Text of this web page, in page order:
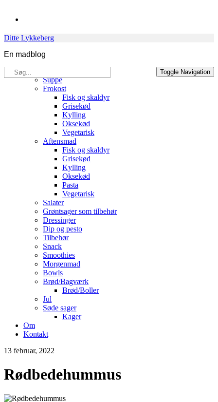
Ditte Lykkeberg
En madblog
Søg
efter:
Toggle Navigation
Opskrifter
Suppe
Frokost
Fisk og skaldyr
Grisekød
Kylling
Oksekød
Vegetarisk
Aftensmad
Fisk og skaldyr
Grisekød
Kylling
Oksekød
Pasta
Vegetarisk
Salater
Grøntsager som tilbehør
Dressinger
Dip og pesto
Tilbehør
Snack
Smoothies
Morgenmad
Bowls
Brød/Bagværk
Brød/Boller
Jul
Søde sager
Kager
Om
Kontakt
13 februar, 2022
Rødbedehummus